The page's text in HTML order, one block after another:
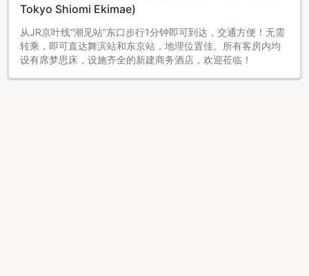
Tokyo Shiomi Ekimae)
从JR京叶线“潮见站”东口步行1分钟即可到达，交通方便！无需
转乘，即可直达舞滨站和东京站，地理位置佳。所有客房内均
设有席梦思床，设施齐全的新建商务酒店，欢迎莅临！